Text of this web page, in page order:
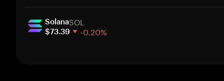
30日間
時価総額
SolanaSOL
$73.39 -0.20%